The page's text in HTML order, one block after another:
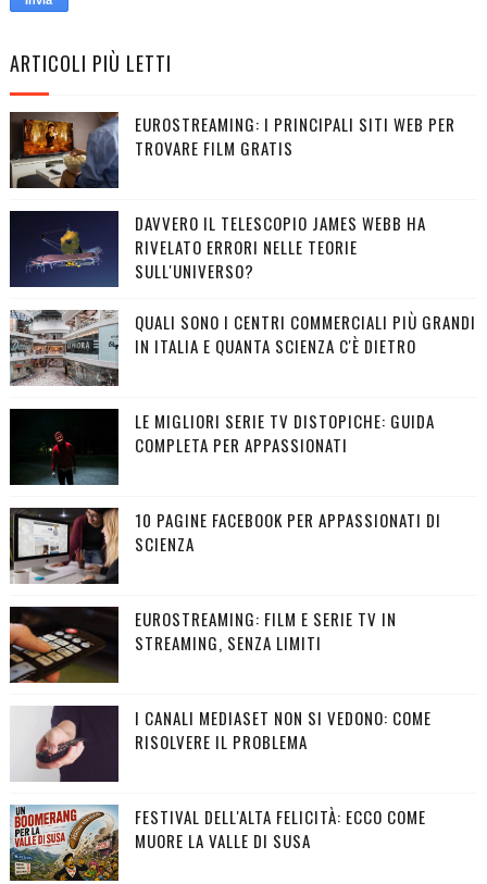
ARTICOLI PIÙ LETTI
EUROSTREAMING: I PRINCIPALI SITI WEB PER
TROVARE FILM GRATIS
DAVVERO IL TELESCOPIO JAMES WEBB HA
RIVELATO ERRORI NELLE TEORIE
SULL'UNIVERSO?
QUALI SONO I CENTRI COMMERCIALI PIÙ GRANDI
IN ITALIA E QUANTA SCIENZA C'È DIETRO
LE MIGLIORI SERIE TV DISTOPICHE: GUIDA
COMPLETA PER APPASSIONATI
10 PAGINE FACEBOOK PER APPASSIONATI DI
SCIENZA
EUROSTREAMING: FILM E SERIE TV IN
STREAMING, SENZA LIMITI
I CANALI MEDIASET NON SI VEDONO: COME
RISOLVERE IL PROBLEMA
FESTIVAL DELL'ALTA FELICITÀ: ECCO COME
MUORE LA VALLE DI SUSA